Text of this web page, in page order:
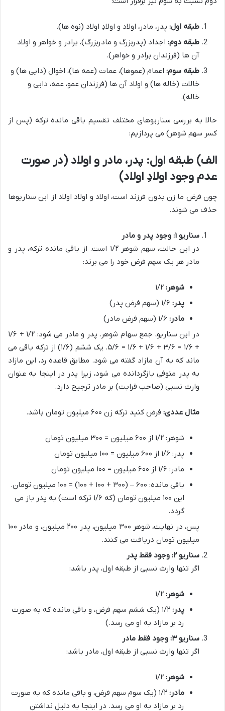
طبقه اول: پدر، مادر، اولاد و اولادِ اولاد (نوه ها).
طبقه دوم: اجداد (پدربزرگ و مادربزرگ)، برادر و خواهر و اولاد
آن ها (فرزندان برادر و خواهر).
طبقه سوم: اعمام (عموها)، عمات (عمه ها)، اخوال (دایی ها) و
خالات (خاله ها) و اولاد آن ها (فرزندان عمو، عمه، دایی و
خاله).
حالا به بررسی سناریوهای مختلف تقسیم باقی مانده ترکه (پس از
کسر سهم شوهر) می پردازیم:
الف) طبقه اول: پدر، مادر و اولاد (در صورت
عدم وجود اولادِ اولاد)
چون فرض ما زن بدون فرزند است، اولاد و اولاد اولاد از این سناریوها
حذف می شوند.
سناریو ۱: وجود پدر و مادر
در این حالت، سهم شوهر ۱/۲ است. از باقی مانده ترکه، پدر و
مادر هر یک سهم فرض خود را می برند:
شوهر:
پدر:
مادر:
در این سناریو، جمع سهام شوهر، پدر و مادر می شود: ۱/۲ + ۱/۶
+ ۱/۶ = ۳/۶ + ۱/۶ + ۱/۶ = ۵/۶. یک ششم (۱/۶) از ترکه باقی می
ماند که به آن مازاد گفته می شود. مطابق قاعده رد، این مازاد
به پدر متوفی بازگردانده می شود، زیرا پدر در اینجا به عنوان
وارث نسبی (صاحب قرابت) بر مادر ترجیح دارد.
مثال عددی: فرض کنید ترکه زن ۶۰۰ میلیون تومان باشد.
شوهر: ۱/۲ از ۶۰۰ میلیون = ۳۰۰ میلیون تومان
پدر: ۱/۶ از ۶۰۰ میلیون = ۱۰۰ میلیون تومان
مادر: ۱/۶ از ۶۰۰ میلیون = ۱۰۰ میلیون تومان
باقی مانده: ۶۰۰ – (۳۰۰ + ۱۰۰ + ۱۰۰) = ۱۰۰ میلیون تومان.
این ۱۰۰ میلیون تومان (که ۱/۶ ترکه است) به پدر باز می
گردد.
پس، در نهایت، شوهر ۳۰۰ میلیون، پدر ۲۰۰ میلیون، و مادر ۱۰۰
میلیون تومان دریافت می کنند.
سناریو ۲: وجود فقط پدر
اگر تنها وارث نسبی از طبقه اول، پدر باشد:
شوهر:
پدر:
۱/۲ (یک ششم سهم فرض، و باقی مانده که به صورت
رد بر مازاد به او می رسد.)
سناریو ۳: وجود فقط مادر
اگر تنها وارث نسبی از طبقه اول، مادر باشد:
شوهر:
مادر:
۱/۲ (یک سوم سهم فرض، و باقی مانده که به صورت
رد بر مازاد به او می رسد. در اینجا به دلیل نداشتن